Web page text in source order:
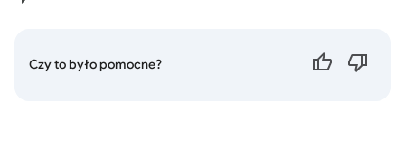
Czy to było pomocne?